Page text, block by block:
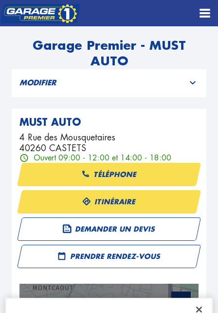
Garage Premier - MUST
AUTO
MODIFIER
MUST AUTO
4 Rue des Mousquetaires
40260 CASTETS
Ouvert 09:00 - 12:00 et 14:00 - 18:00
TÉLÉPHONE
ITINÉRAIRE
DEMANDER UN DEVIS
PRENDRE RENDEZ-VOUS
+